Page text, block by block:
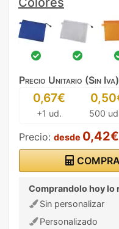
Precio Unitario (Sin Iva)
0,67€
+1 ud. 500
Precio: desde
Comprandolo hoy lo
Sin personalizar
Personalizado